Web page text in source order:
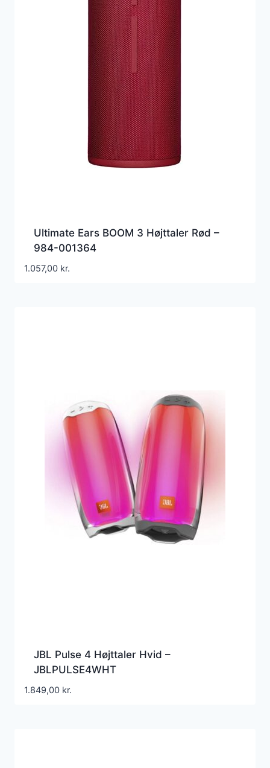
Ultimate Ears BOOM 3 Højttaler Rød –
984-001364
1.057,00 kr.
JBL Pulse 4 Højttaler Hvid –
JBLPULSE4WHT
1.849,00 kr.